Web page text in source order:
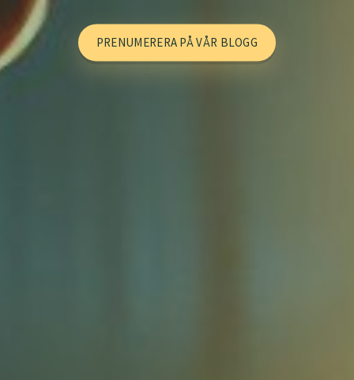
PRENUMERERA PÅ VÅR BLOGG